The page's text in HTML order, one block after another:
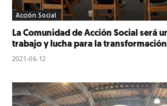
Acción Social
La Comunidad de Acción Social será
trabajo y lucha para la transformación
2021-06-12